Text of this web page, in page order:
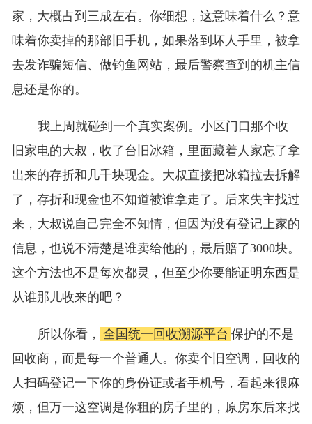
家，大概占到三成左右。你细想，这意味着什么？意
味着你卖掉的那部旧手机，如果落到坏人手里，被拿
去发诈骗短信、做钓鱼网站，最后警察查到的机主信
息还是你的。
我上周就碰到一个真实案例。小区门口那个收
旧家电的大叔，收了台旧冰箱，里面藏着人家忘了拿
出来的存折和几千块现金。大叔直接把冰箱拉去拆解
了，存折和现金也不知道被谁拿走了。后来失主找过
来，大叔说自己完全不知情，但因为没有登记上家的
信息，也说不清楚是谁卖给他的，最后赔了3000块。
这个方法也不是每次都灵，但至少你要能证明东西是
从谁那儿收来的吧？
所以你看， 全国统一回收溯源平台 保护的不是
回收商，而是每一个普通人。你卖个旧空调，回收的
人扫码登记一下你的身份证或者手机号，看起来很麻
烦，但万一这空调是你租的房子里的，原房东后来找